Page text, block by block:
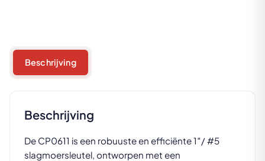
Beschrijving
Beschrijving
De CP0611 is een robuuste en efficiënte 1″/ #5
slagmoersleutel, ontworpen met een